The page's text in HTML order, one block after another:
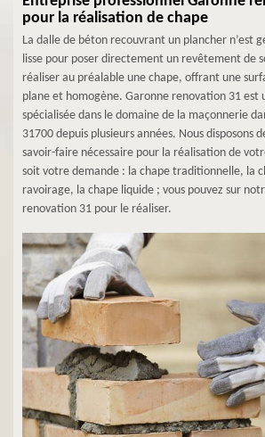
pour la réalisation de chape
La dalle de béton recouvrant un plancher n’est
lisse pour poser directement un revêtement de
réaliser au préalable une chape, offrant une
plane et homogène. Garonne renovation 31 est
spécialisée dans le domaine de la maçonnerie
31700 depuis plusieurs années. Nous disposons
savoir-faire nécessaire pour la réalisation de
soit votre demande : la chape traditionnelle, la
ravoirage, la chape liquide ; vous pouvez sur
renovation 31 pour le réaliser.